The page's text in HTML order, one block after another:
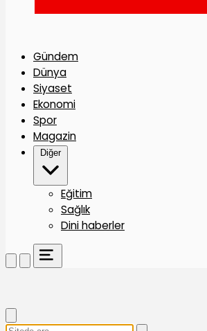
Gündem
Dünya
Siyaset
Ekonomi
Spor
Magazin
Diğer
Eğitim
Sağlık
Dini haberler